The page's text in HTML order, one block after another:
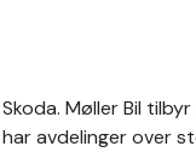
Møller Bil
avdelinger over